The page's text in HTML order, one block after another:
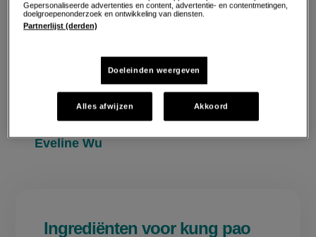
Eveline Wu
"Deze verslavende geroerbakte kip
kipgerecht dat je moeilijk aan je
voorbij kunt laten gaan!"
Ingrediënten voor kung pao
Gepersonaliseerde advertenties en content, advertentie- en contentmetingen,
doelgroepenonderzoek en ontwikkeling van diensten.
Partnerlijst (derden)
Doeleinden weergeven
Alles afwijzen Akkoord